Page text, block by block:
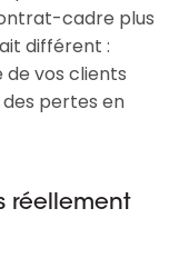
cadre plus
différent :
vos clients
des pertes en
réellement